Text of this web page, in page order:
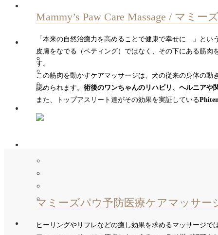
Mammy’s Paw Care Massage / マミ
「本来の自然治癒力を高めることで健康で幸せに…」と
皮膚をなでる（ペティング）ではなく、その下にある筋
す。
この筋肉を動かすケアマッサージは、犬の従来の身体の
認められます。術後のワンちゃんのリハビリ、ヘルニアや
また、トップアスリート達がその効果を実証している
マミーズパウ予防医療ケアマッサー
ヒーリングやリフレなどの癒し効果を求めるマッサージ